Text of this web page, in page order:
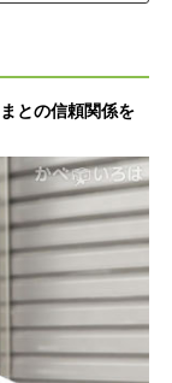
との信頼関係を